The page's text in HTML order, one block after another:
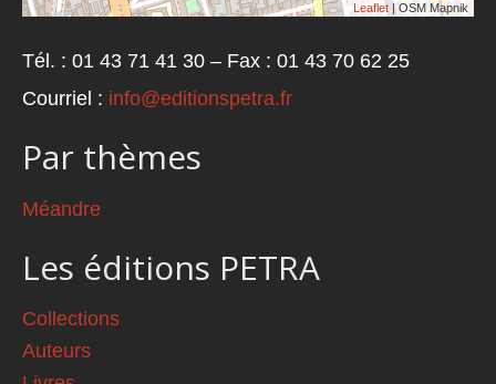
Leaflet | OSM Mapnik
Tél. : 01 43 71 41 30 – Fax : 01 43 70 62 25
Courriel : info@editionspetra.fr
Par thèmes
Méandre
Les éditions PETRA
Collections
Auteurs